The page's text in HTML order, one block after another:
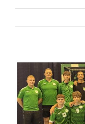
KAPCSOLAT
View
Larger
Image